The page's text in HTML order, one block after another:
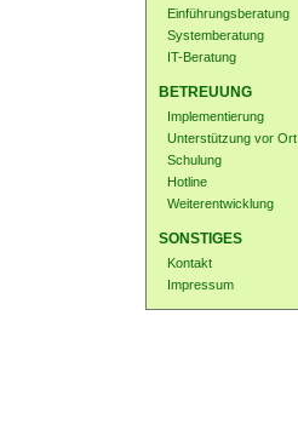
Einführungsberatung
Systemberatung
IT-Beratung
BETREUUNG
Implementierung
Unterstützung vor Ort
Schulung
Hotline
Weiterentwicklung
SONSTIGES
Kontakt
Impressum